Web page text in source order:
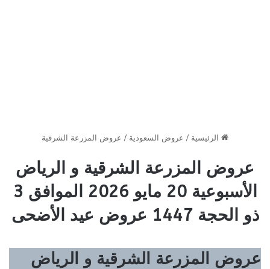
الرئيسية / عروض السعودية / عروض المزرعة الشرقية
عروض المزرعة الشرقية و الرياض
الأسبوعية 20 مايو 2026 الموافق 3
ذو الحجة 1447 عروض عيد الأضحى
عروض المزرعة الشرقية و الرياض